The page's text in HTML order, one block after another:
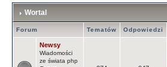
Wortal
Forum Tematów Odpowiedzi
Newsy
Wiadomości
ze świata php